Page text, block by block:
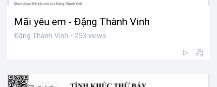
Mãi yêu em - Đặng Thành Vinh
Đặng Thành Vinh • 253 views